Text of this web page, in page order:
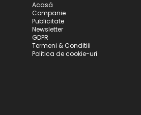
Acasă
Companie
Publicitate
Newsletter
GDPR
Termeni & Conditiii
Politica de cookie-uri